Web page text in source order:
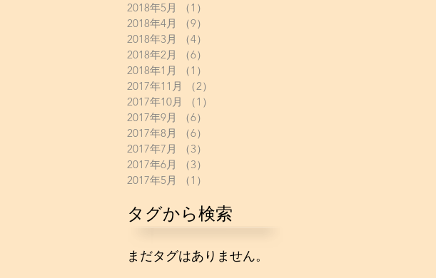
2018年5月
（1）
2018年4月
（9）
2018年3月
（4）
2018年2月
（6）
2018年1月
（1）
2017年11月
（2）
2017年10月
（1）
2017年9月
（6）
2017年8月
（6）
2017年7月
（3）
2017年6月
（3）
2017年5月
（1）
タグから検索
まだタグはありません。